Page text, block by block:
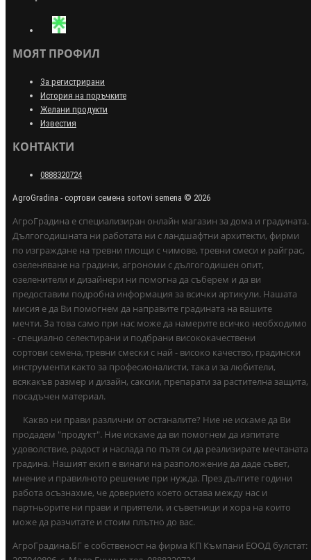
МОЯТ ПРОФИЛ
За регистрирани
История на поръчките
Желани продукти
Известия
КОНТАКТИ
0888320724
AgroGradina - сортови семена sortovi semena © 2026
АгроГрадина е специализиран онлайн магазин за дома и градината.
Дългогодишната ни работата ни с ландшафтни архитекти, фирми
по изграждане на тревни площи с чимове, тревни смеси и райграс,
озеленяване на градини, агрономи с дългогодишен опит,
озеленители и дизайнери ни помогна да съберем и да ви
предоставим подробна информация за всички артикули. Нашата
мисия е да Ви помогнем да направите градината на вашите
мечти. За това само при нас може да намерите всичко необходимо
- специално селектирани и подбрани висококачествени
сортови семена, тревни смески с най - високо качество, градински
инструменти както за професионалисти, така и за любители,
всякакъв размер и дизайн, саксии, препарати за растителна защита,
посадъчен материал.
Какво ни прави различни от останалите? Ние не искаме да Ви
продадем "продукт". Ние искаме да ви помогнем да изпитате
удоволствие, радост и наслада по пътя си да реализирате мечтаната
градина. Нашият екип е винаги на разположение да даде съвет,
мнение и правилното решение при нужда. През дългите години
работа осъзнахме, че доверието което остава между нас и
партньорите ни прави и приятели, и съветници и хора на които
може да разчитате и стоим плътно до вас.
АгроГрадина.БГ е собственост на фирма КП Къмпани ЕООД булстат: